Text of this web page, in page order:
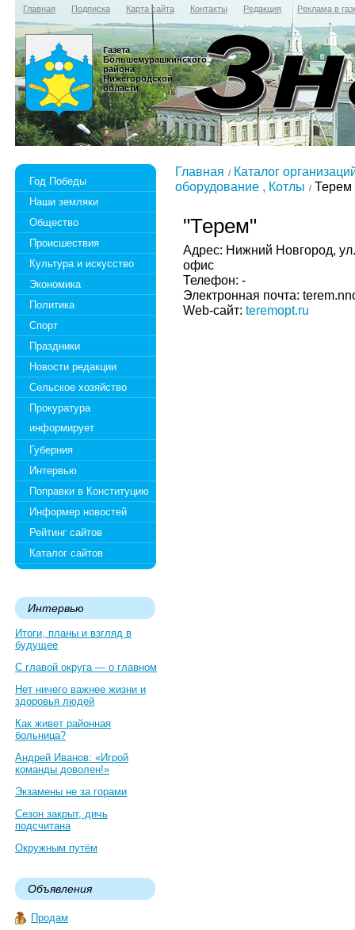
Главная Подписка Карта сайта Контакты Редакция Реклама в
Газета
Большемурашкинского
района
Нижегородской
области
Год Победы
Наши земляки
Общество
Происшествия
Культура и искусство
Экономика
Политика
Спорт
Праздники
Новости редакции
Сельское хозяйство
Прокуратура
информирует
Губерния
Интервью
Поправки в Конституцию
Информер новостей
Рейтинг сайтов
Каталог сайтов
Интервью
Итоги, планы и взгляд в
будущее
С главой округа — о главном
Нет ничего важнее жизни и
здоровья людей
Как живет районная
больница?
Андрей Иванов: «Игрой
команды доволен!»
Экзамены не за горами
Сезон закрыт, дичь
подсчитана
Окружным путём
Объявления
Продам
Главная
Каталог
оборудование , Котлы
Терем
"Терем"
Адрес: Нижний Новгород,
офис
Телефон: -
Электронная почта:
Web-сайт: teremopt.ru